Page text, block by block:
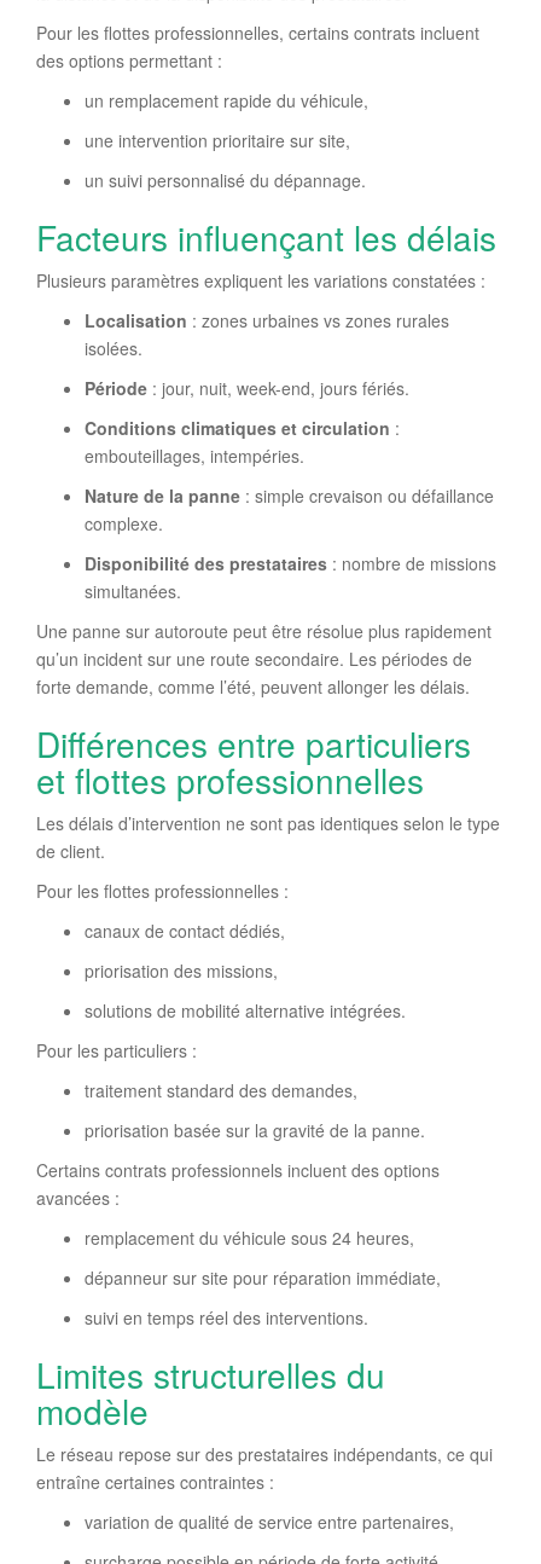
Pour les flottes professionnelles, certains contrats incluent
des options permettant :
un remplacement rapide du véhicule,
une intervention prioritaire sur site,
un suivi personnalisé du dépannage.
Facteurs influençant les délais
Plusieurs paramètres expliquent les variations constatées :
Localisation : zones urbaines vs zones rurales
isolées.
Période : jour, nuit, week-end, jours fériés.
Conditions climatiques et circulation :
embouteillages, intempéries.
Nature de la panne : simple crevaison ou défaillance
complexe.
Disponibilité des prestataires : nombre de missions
simultanées.
Une panne sur autoroute peut être résolue plus rapidement
qu’un incident sur une route secondaire. Les périodes de
forte demande, comme l’été, peuvent allonger les délais.
Différences entre particuliers
et flottes professionnelles
Les délais d’intervention ne sont pas identiques selon le type
de client.
Pour les flottes professionnelles :
canaux de contact dédiés,
priorisation des missions,
solutions de mobilité alternative intégrées.
Pour les particuliers :
traitement standard des demandes,
priorisation basée sur la gravité de la panne.
Certains contrats professionnels incluent des options
avancées :
remplacement du véhicule sous 24 heures,
dépanneur sur site pour réparation immédiate,
suivi en temps réel des interventions.
Limites structurelles du
modèle
Le réseau repose sur des prestataires indépendants, ce qui
entraîne certaines contraintes :
variation de qualité de service entre partenaires,